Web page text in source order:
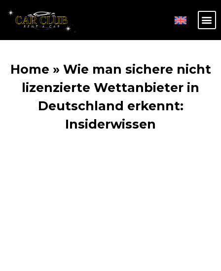
Home » Wie man sichere nicht
lizenzierte Wettanbieter in
Deutschland erkennt:
Insiderwissen